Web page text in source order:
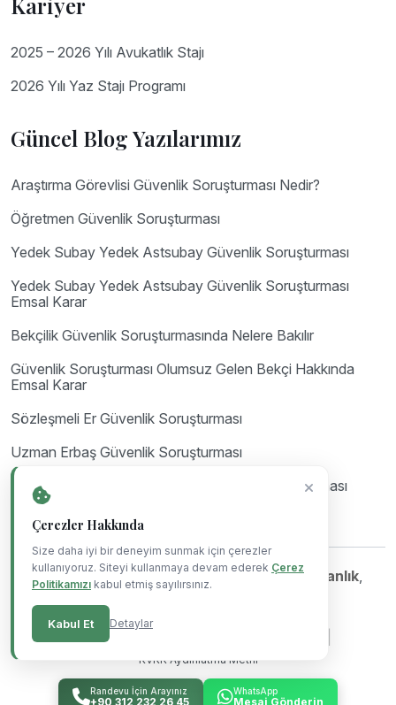
Randevu İçin Arayınız
+90 312 232 26 45
WhatsApp
Mesaj Gönderin
2025 – 2026 Yılı Avukatlık Stajı
2026 Yılı Yaz Stajı Programı
Güncel Blog Yazılarımız
Araştırma Görevlisi Güvenlik Soruşturması Nedir?
Öğretmen Güvenlik Soruşturması
Yedek Subay Yedek Astsubay Güvenlik Soruşturması
Yedek Subay Yedek Astsubay Güvenlik Soruşturması
Emsal Karar
Bekçilik Güvenlik Soruşturmasında Nelere Bakılır
Güvenlik Soruşturması Olumsuz Gelen Bekçi Hakkında
Emsal Karar
Sözleşmeli Er Güvenlik Soruşturması
Uzman Erbaş Güvenlik Soruşturması
Astsubay Güvenlik Soruşturması ve Arşiv Araştırması
©Copyright 2023-2026 Mil Hukuk & Danışmanlık,
Powered ByBlue Ajans
Gizlilik Politikası
KVKK Aydınlatma Metni
Çerezler Hakkında
Size daha iyi bir deneyim sunmak için çerezler
kullanıyoruz. Siteyi kullanmaya devam ederek Çerez
Politikamızı kabul etmiş sayılırsınız.
Kabul Et Detaylar